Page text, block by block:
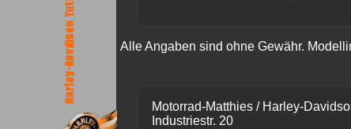
Alle Angaben sind ohne Gewähr.
Motorrad-Matthies / Harley-
Industriestr. 20